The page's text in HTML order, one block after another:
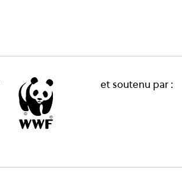
et soutenu par :